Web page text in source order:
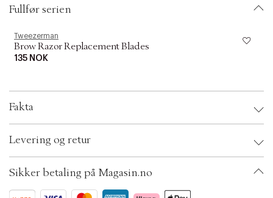
r
a
e
c
o
Fullfør serien
Tweezerman
Brow Razor Replacement Blades
135 NOK
Fakta
EAN: 038097291407
ID: AAYQ92-0008
Levering og retur
Sikker betaling på Magasin.no